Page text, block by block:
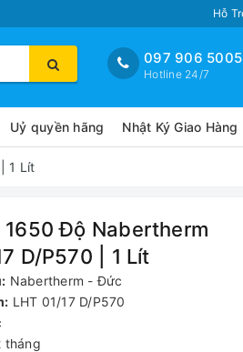
Hỗ
097 906 5005
Hotline 24/7
Uỷ quyền hãng Nhật Ký Giao Hàng
1 Lít
1650 Độ Nabertherm
D/P570 | 1 Lít
Nabertherm - Đức
LHT 01/17 D/P570
tháng